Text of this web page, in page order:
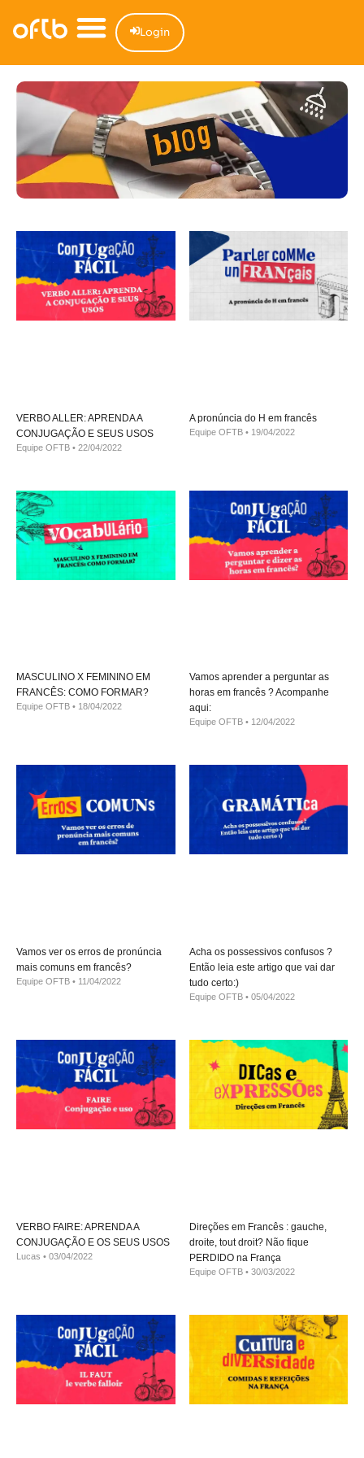
Login
VERBO ALLER: APRENDA A
CONJUGAÇÃO E SEUS USOS
Equipe OFTB 22/04/2022
A pronúncia do H em francês
Equipe OFTB 19/04/2022
MASCULINO X FEMININO EM
FRANCÊS: COMO FORMAR?
Equipe OFTB 18/04/2022
Vamos aprender a perguntar as
horas em francês ? Acompanhe
aqui:
Equipe OFTB 12/04/2022
Vamos ver os erros de pronúncia
mais comuns em francês?
Equipe OFTB 11/04/2022
Acha os possessivos confusos ?
Então leia este artigo que vai dar
tudo certo:)
Equipe OFTB 05/04/2022
VERBO FAIRE: APRENDA A
CONJUGAÇÃO E OS SEUS USOS
Lucas 03/04/2022
Direções em Francês : gauche,
droite, tout droit? Não fique
PERDIDO na França
Equipe OFTB 30/03/2022